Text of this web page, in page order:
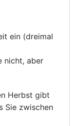
ein (dreimal
nicht, aber
Herbst gibt
Sie zwischen